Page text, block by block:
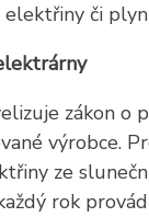
či
zákon o
výrobce.
ze
rok